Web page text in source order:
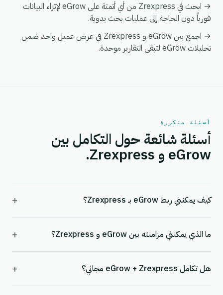
→ ابحث في Zrexpress من أي أتمتة على eGrow لإثراء البيانات
فورياً دون الحاجة إلى عمليات بحث يدوية.
→ اجمع بين eGrow و Zrexpress في عرض عميل واحد ضمن
تحليلات eGrow لتبقى التقارير موحدة.
أسئلة متكررة
أسئلة شائعة حول التكامل بين
eGrow و Zrexpress.
كيف يمكنني ربط eGrow بـ Zrexpress؟ +
ما الذي يمكنني مزامنته بين eGrow و Zrexpress؟ +
هل تكامل eGrow + Zrexpress مجاني؟ +